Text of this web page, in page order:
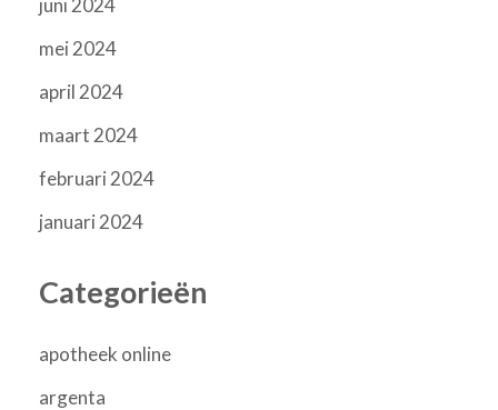
mei 2024
april 2024
maart 2024
februari 2024
januari 2024
Categorieën
apotheek online
argenta